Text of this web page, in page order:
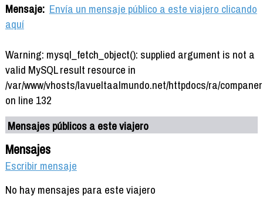
Mensaje: Envía un mensaje público a este viajero clicando
aquí
Warning: mysql_fetch_object(): supplied argument is not a
valid MySQL result resource in
/var/www/vhosts/lavueltaalmundo.net/httpdocs/ra/
on line 132
Mensajes públicos a este viajero
Mensajes
Escribir mensaje
No hay mensajes para este viajero